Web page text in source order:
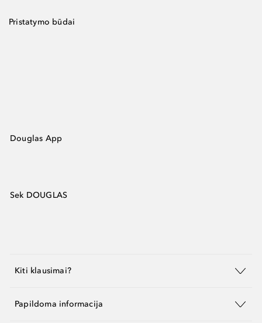
Pristatymo būdai
Douglas App
Sek DOUGLAS
Kiti klausimai?
Papildoma informacija